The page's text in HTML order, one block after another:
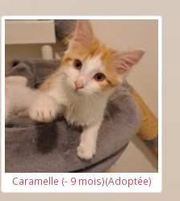
Caramelle (- 9 mois)(Adoptée)